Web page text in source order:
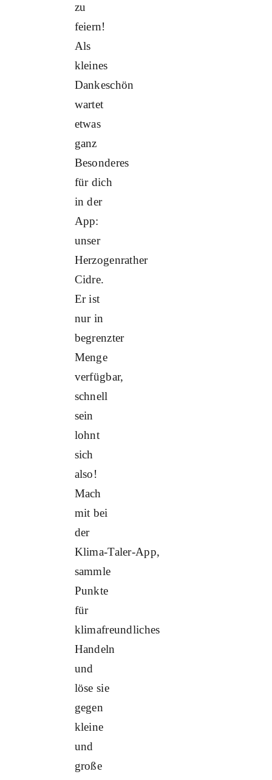
zu
feiern!
Als
kleines
Dankeschön
wartet
etwas
ganz
Besonderes
für dich
in der
App:
unser
Herzogenrather
Cidre.
Er ist
nur in
begrenzter
Menge
verfügbar,
schnell
sein
lohnt
sich
also!
Mach
mit bei
der
Klima‑Taler‑App,
sammle
Punkte
für
klimafreundliches
Handeln
und
löse sie
gegen
kleine
und
große